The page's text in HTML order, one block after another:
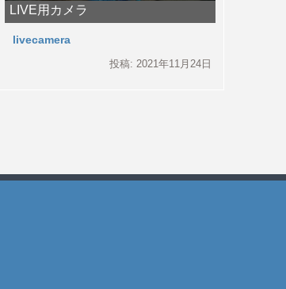
LIVE用カメラ
livecamera
投稿: 2021年11月24日